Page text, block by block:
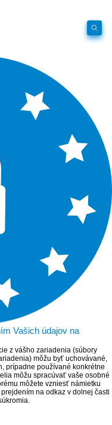
Vašich údajov na
z vášho zariadenia (súbory
môžu byť uchovávané,
prípadne používané konkrétne
môžu spracúvať vaše osobné
môžete vzniesť námietku
na odkaz v dolnej časti